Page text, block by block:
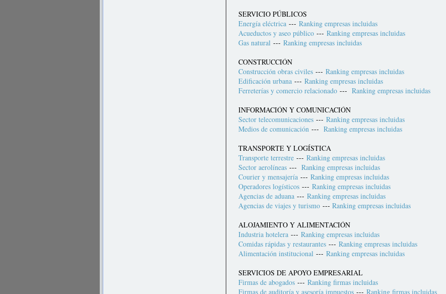
SERVICIO PÚBLICOS
Energía eléctrica--- Ranking empresas incluidas
Acueductos y aseo público--- Ranking empresas incluidas
Gas natural--- Ranking empresas incluidas
CONSTRUCCIÓN
Construcción obras civiles--- Ranking empresas incluidas
Edificación urbana--- Ranking empresas incluidas
Ferreterías y comercio relacionado--- Ranking empresas incluidas
INFORMACIÓN Y COMUNICACIÓN
Sector telecomunicaciones--- Ranking empresas incluidas
Medios de comunicación--- Ranking empresas incluidas
TRANSPORTE Y LOGÍSTICA
Transporte terrestre--- Ranking empresas incluidas
Sector aerolíneas--- Ranking empresas incluidas
Courier y mensajería--- Ranking empresas incluidas
Operadores logísticos--- Ranking empresas incluidas
Agencias de aduana--- Ranking empresas incluidas
Agencias de viajes y turismo--- Ranking empresas incluidas
ALOJAMIENTO Y ALIMENTACIÓN
Industria hotelera--- Ranking empresas incluidas
Comidas rápidas y restaurantes--- Ranking empresas incluidas
Alimentación institucional--- Ranking empresas incluidas
SERVICIOS DE APOYO EMPRESARIAL
Firmas de abogados--- Ranking firmas incluidas
Firmas de auditoría y asesoría impuestos--- Ranking firmas incluidas